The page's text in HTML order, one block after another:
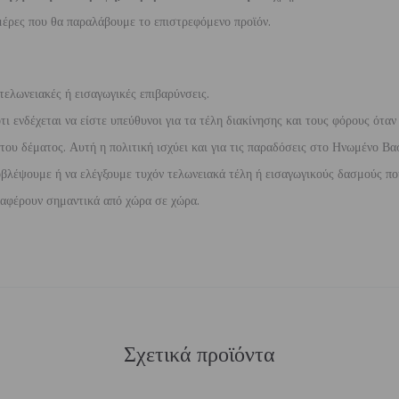
που θα παραλάβουμε το επιστρεφόμενο προϊόν.
ή εισαγωγικές επιβαρύνσεις.
να είστε υπεύθυνοι για τα τέλη διακίνησης και τους φόρους
δέματος. Αυτή η πολιτική ισχύει και για τις παραδόσεις στο Ηνωμένο
ή να ελέγξουμε τυχόν τελωνειακά τέλη ή εισαγωγικούς δασμούς
σημαντικά από χώρα σε χώρα.
Σχετικά προϊόντα